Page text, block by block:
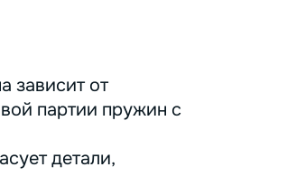
зависит от
партии пружин с
детали,